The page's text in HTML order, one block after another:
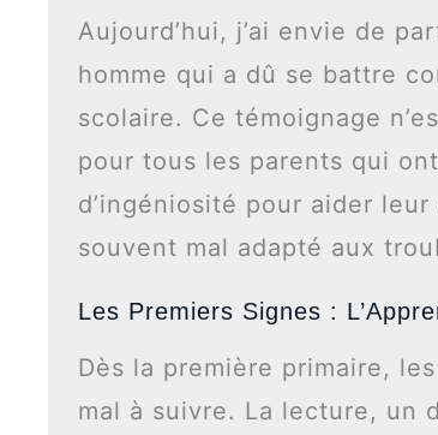
Aujourd’hui, j’ai envie de
homme qui a dû se battre
scolaire. Ce témoignage
pour tous les parents qui
d’ingéniosité pour aider
souvent mal adapté aux
Les Premiers Signes :
Dès la première primaire,
mal à suivre. La lecture, un